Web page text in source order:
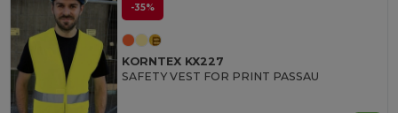
-35%
KORNTEX KX227
SAFETY VEST FOR PRINT PASSAU